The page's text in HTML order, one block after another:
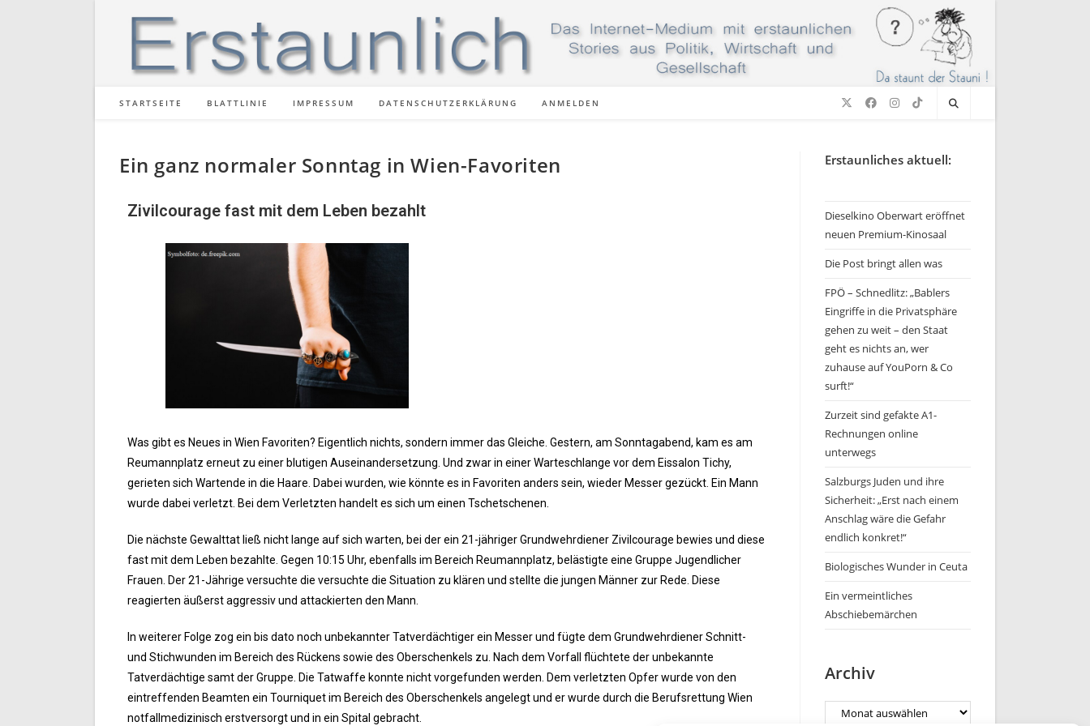
STARTSEITE BLATTLINIE IMPRESSUM DATENSCHUTZERKLÄRUNG ANMELDEN
Ein ganz normaler Sonntag in Wien-Favoriten
Zivilcourage fast mit dem Leben bezahlt
Was gibt es Neues in Wien Favoriten? Eigentlich nichts, sondern immer das Gleiche. Gestern, am Sonntagabend, kam es am
Reumannplatz erneut zu einer blutigen Auseinandersetzung. Und zwar in einer Warteschlange vor dem Eissalon Tichy,
gerieten sich Wartende in die Haare. Dabei wurden, wie könnte es in Favoriten anders sein, wieder Messer gezückt. Ein Mann
wurde dabei verletzt. Bei dem Verletzten handelt es sich um einen Tschetschenen.
Die nächste Gewalttat ließ nicht lange auf sich warten, bei der ein 21-jährigerGrundwehrdiener Zivilcourage bewies und diese
fast mit dem Leben bezahlte. Gegen 10:15 Uhr, ebenfalls im Bereich Reumannplatz, belästigte eine Gruppe Jugendlicher
Frauen. Der 21-Jährige versuchte die versuchte die Situation zu klären und stellte die jungen Männer zur Rede. Diese
reagierten äußerst aggressiv und attackierten den Mann.
In weiterer Folge zog ein bis dato noch unbekannter Tatverdächtiger ein Messer und fügte dem GrundwehrdienerSchnitt-
und Stichwunden im Bereich des Rückens sowie des Oberschenkels zu. Nach dem Vorfall flüchtete der unbekannte
Tatverdächtige samt der Gruppe. Die Tatwaffe konnte nicht vorgefunden werden. Dem verletzten Opfer wurde von den
eintreffenden Beamten ein Tourniquet im Bereich des Oberschenkels angelegt und er wurde durch die Berufsrettung Wien
notfallmedizinisch erstversorgt und in ein Spital gebracht.
Erstaunliches aktuell:
Dieselkino Oberwart eröffnet
neuen Premium-Kinosaal
Die Post bringt allen was
FPÖ – Schnedlitz: „Bablers
Eingriffe in die Privatsphäre
gehen zu weit – den Staat
geht es nichts an, wer
zuhause auf YouPorn & Co
surft!“
Zurzeit sind gefakte A1-
Rechnungen online
unterwegs
Salzburgs Juden und ihre
Sicherheit: „Erst nach einem
Anschlag wäre die Gefahr
endlich konkret!“
Biologisches Wunder in Ceuta
Ein vermeintliches
Abschiebemärchen
Archiv